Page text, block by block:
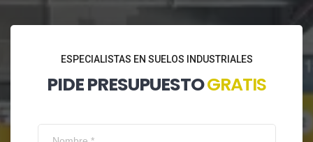
ESPECIALISTAS EN SUELOS INDUSTRIALES
PIDE PRESUPUESTOGRATIS